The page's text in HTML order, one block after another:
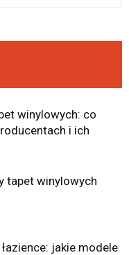
winylowych: co
i ich
tapet winylowych
jakie modele